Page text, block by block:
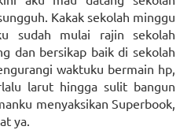
Kakak sekolah minggu
sudah mulai rajin sekolah
dan bersikap baik di sekolah
waktuku bermain hp,
larut hingga sulit bangun
menyaksikan Superbook,
ya.